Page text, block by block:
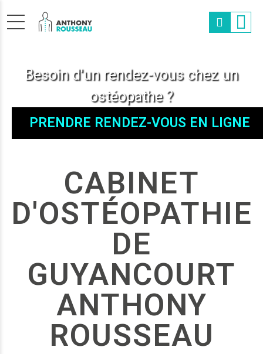
Besoin d'un rendez-vous chez un
ostéopathe ?
PRENDRE RENDEZ-VOUS EN LIGNE
CABINET
D'OSTÉOPATHIE
DE
GUYANCOURT
ANTHONY
ROUSSEAU